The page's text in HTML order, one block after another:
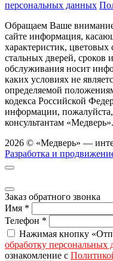
персональных данных
Обращаем Ваше внимание
сайте информация,
характеристик, цветовых
стальных дверей, сроков
обслуживания носит
каких условиях не
определяемой
кодекса Российской
информации,
консультантам «Медверь».
2026 © «Медверь» —
Разработка и
Заказ обратного звонка
Имя *
Телефон *
Нажимая кнопку
обработку персональных
ознакомление с